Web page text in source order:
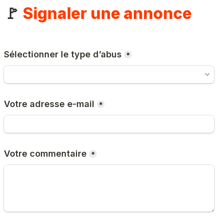
🚩 Signaler une annonce
Sélectionner le type d’abus *
Votre adresse e-mail *
Votre commentaire *